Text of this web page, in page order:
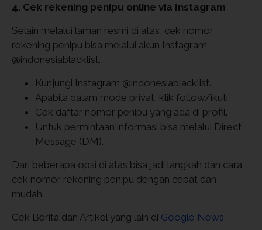
4. Cek rekening penipu online via Instagram
Selain melalui laman resmi di atas, cek nomor
rekening penipu bisa melalui akun Instagram
@indonesiablacklist.
Kunjungi Instagram @indonesiablacklist.
Apabila dalam mode privat, klik follow/ikuti.
Cek daftar nomor penipu yang ada di profil.
Untuk permintaan informasi bisa melalui Direct
Message (DM).
Dari beberapa opsi di atas bisa jadi langkah dan cara
cek nomor rekening penipu dengan cepat dan
mudah.
Cek Berita dan Artikel yang lain di Google News